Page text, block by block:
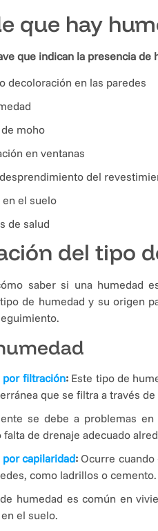
que hay
que indican la presencia de
decoloración en las paredes
moho
en ventanas
del
en el suelo
de salud
del tipo
saber si una humedad
de humedad y su origen
por filtración: Este tipo de
que se filtra a través
se debe a problemas en
falta de drenaje adecuado
por capilaridad: Ocurre
como ladrillos o cemento.
humedad es común en
el suelo.